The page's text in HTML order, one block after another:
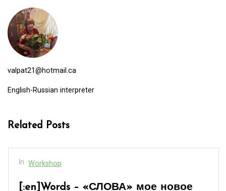
valpat21@hotmail.ca
English-Russian interpreter
Related Posts
In Workshop
[:en]Words – «СЛОВА» мое новое